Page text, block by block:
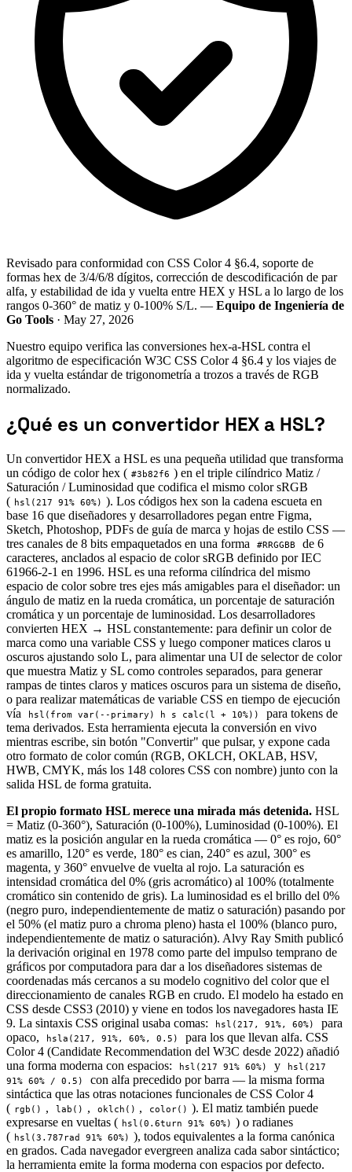
Revisado para conformidad con CSS Color 4 §6.4, soporte de
formas hex de 3/4/6/8 dígitos, corrección de descodificación de par
alfa, y estabilidad de ida y vuelta entre HEX y HSL a lo largo de los
rangos 0-360° de matiz y 0-100% S/L. — Equipo de Ingeniería de
Go Tools · May 27, 2026
Nuestro equipo verifica las conversiones hex-a-HSL contra el
algoritmo de especificación W3C CSS Color 4 §6.4 y los viajes de
ida y vuelta estándar de trigonometría a trozos a través de RGB
normalizado.
¿Qué es un convertidor HEX a HSL?
Un convertidor HEX a HSL es una pequeña utilidad que transforma
un código de color hex ( #3b82f6 ) en el triple cilíndrico Matiz /
Saturación / Luminosidad que codifica el mismo color sRGB
( hsl(217 91% 60%) ). Los códigos hex son la cadena escueta en
base 16 que diseñadores y desarrolladores pegan entre Figma,
Sketch, Photoshop, PDFs de guía de marca y hojas de estilo CSS —
tres canales de 8 bits empaquetados en una forma
#RRGGBB
de 6
caracteres, anclados al espacio de color sRGB definido por IEC
61966-2-1 en 1996. HSL es una reforma cilíndrica del mismo
espacio de color sobre tres ejes más amigables para el diseñador: un
ángulo de matiz en la rueda cromática, un porcentaje de saturación
cromática y un porcentaje de luminosidad. Los desarrolladores
convierten HEX → HSL constantemente: para definir un color de
marca como una variable CSS y luego componer matices claros u
oscuros ajustando solo L, para alimentar una UI de selector de color
que muestra Matiz y SL como controles separados, para generar
rampas de tintes claros y matices oscuros para un sistema de diseño,
o para realizar matemáticas de variable CSS en tiempo de ejecución
vía
hsl(from var(--primary) h s calc(l + 10%))
para tokens de
tema derivados. Esta herramienta ejecuta la conversión en vivo
mientras escribe, sin botón "Convertir" que pulsar, y expone cada
otro formato de color común (RGB, OKLCH, OKLAB, HSV,
HWB, CMYK, más los 148 colores CSS con nombre) junto con la
salida HSL de forma gratuita.
El propio formato HSL merece una mirada más detenida. HSL
= Matiz (0-360°), Saturación (0-100%), Luminosidad (0-100%). El
matiz es la posición angular en la rueda cromática — 0° es rojo, 60°
es amarillo, 120° es verde, 180° es cian, 240° es azul, 300° es
magenta, y 360° envuelve de vuelta al rojo. La saturación es
intensidad cromática del 0% (gris acromático) al 100% (totalmente
cromático sin contenido de gris). La luminosidad es el brillo del 0%
(negro puro, independientemente de matiz o saturación) pasando por
el 50% (el matiz puro a chroma pleno) hasta el 100% (blanco puro,
independientemente de matiz o saturación). Alvy Ray Smith publicó
la derivación original en 1978 como parte del impulso temprano de
gráficos por computadora para dar a los diseñadores sistemas de
coordenadas más cercanos a su modelo cognitivo del color que el
direccionamiento de canales RGB en crudo. El modelo ha estado en
CSS desde CSS3 (2010) y viene en todos los navegadores hasta IE
9. La sintaxis CSS original usaba comas:
hsl(217, 91%, 60%)
para
opaco,
hsla(217, 91%, 60%, 0.5)
para los que llevan alfa. CSS
Color 4 (Candidate Recommendation del W3C desde 2022) añadió
una forma moderna con espacios:
hsl(217 91% 60%) y
hsl(217
91% 60% / 0.5)
con alfa precedido por barra — la misma forma
sintáctica que las otras notaciones funcionales de CSS Color 4
( rgb() , lab() , oklch() , color() ). El matiz también puede
expresarse en vueltas ( hsl(0.6turn 91% 60%) ) o radianes
( hsl(3.787rad 91% 60%) ), todos equivalentes a la forma canónica
en grados. Cada navegador evergreen analiza cada sabor sintáctico;
la herramienta emite la forma moderna con espacios por defecto.